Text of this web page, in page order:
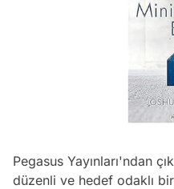
Pegasus Yayınları'ndan
düzenli ve hedef odaklı